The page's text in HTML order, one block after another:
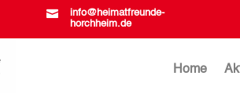

info@heimatfreunde-
horchheim.de
Home